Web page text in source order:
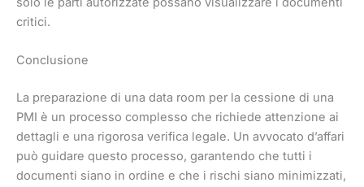
critici.
Conclusione
La preparazione di una data room per la cessione di una
PMI è un processo complesso che richiede attenzione ai
dettagli e una rigorosa verifica legale. Un avvocato d’affari
può guidare questo processo, garantendo che tutti i
documenti siano in ordine e che i rischi siano minimizzati,